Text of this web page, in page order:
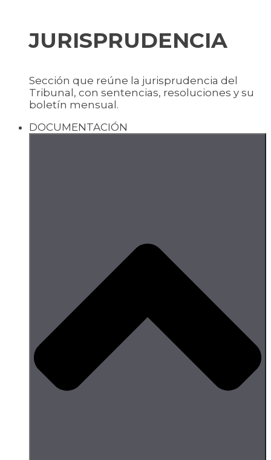
JURISPRUDENCIA
Sección que reúne la jurisprudencia del
Tribunal, con sentencias, resoluciones y su
boletín mensual.
DOCUMENTACIÓN